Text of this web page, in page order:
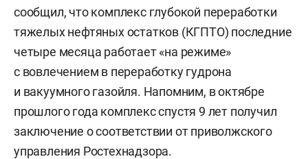
сообщил, что комплекс глубокой переработки
тяжелых нефтяных остатков (КГПТО) последние
четыре месяца работает «на режиме»
с вовлечением в переработку гудрона
и вакуумного газойля. Напомним, в октябре
прошлого года комплекс спустя 9 лет получил
заключение о соответствии от приволжского
управления Ростехнадзора.